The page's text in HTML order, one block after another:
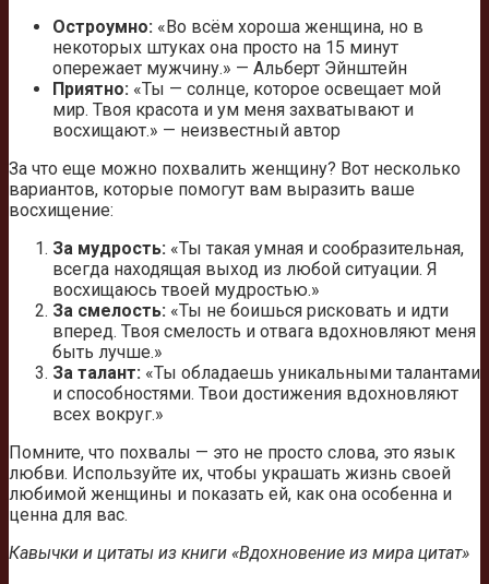
Остроумно: «Во всём хороша женщина, но в
некоторых штуках она просто на 15 минут
опережает мужчину.» — Альберт Эйнштейн
Приятно: «Ты — солнце, которое освещает мой
мир. Твоя красота и ум меня захватывают и
восхищают.» — неизвестный автор
За что еще можно похвалить женщину? Вот несколько
вариантов, которые помогут вам выразить ваше
восхищение:
За мудрость: «Ты такая умная и сообразительная,
всегда находящая выход из любой ситуации. Я
восхищаюсь твоей мудростью.»
За смелость: «Ты не боишься рисковать и идти
вперед. Твоя смелость и отвага вдохновляют меня
быть лучше.»
За талант: «Ты обладаешь уникальными талантами
и способностями. Твои достижения вдохновляют
всех вокруг.»
Помните, что похвалы — это не просто слова, это язык
любви. Используйте их, чтобы украшать жизнь своей
любимой женщины и показать ей, как она особенна и
ценна для вас.
Кавычки и цитаты из книги «Вдохновение из мира цитат»